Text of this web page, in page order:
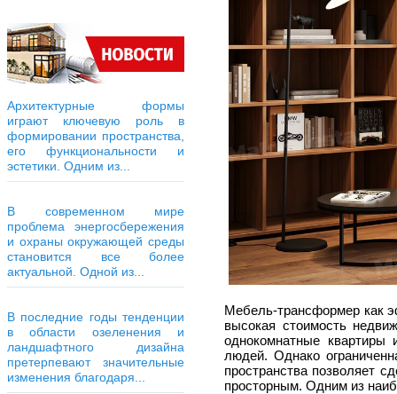
Архитектурные формы
играют ключевую роль в
формировании пространства,
его функциональности и
эстетики. Одним из...
В современном мире
проблема энергосбережения
и охраны окружающей среды
становится все более
актуальной. Одной из...
В последние годы тенденции
в области озеленения и
ландшафтного дизайна
претерпевают значительные
изменения благодаря...
Мебель-трансформер как
высокая стоимость
однокомнатные
людей. Однако
пространства позволяет
просторным. Одним из